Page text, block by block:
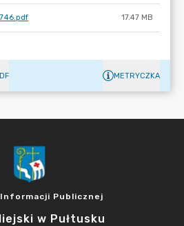
746.pdf 17.47 MB
METRYCZKA
Publicznej
w Pułtusku